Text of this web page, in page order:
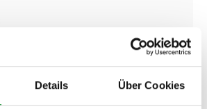
Details Über Cookies
129